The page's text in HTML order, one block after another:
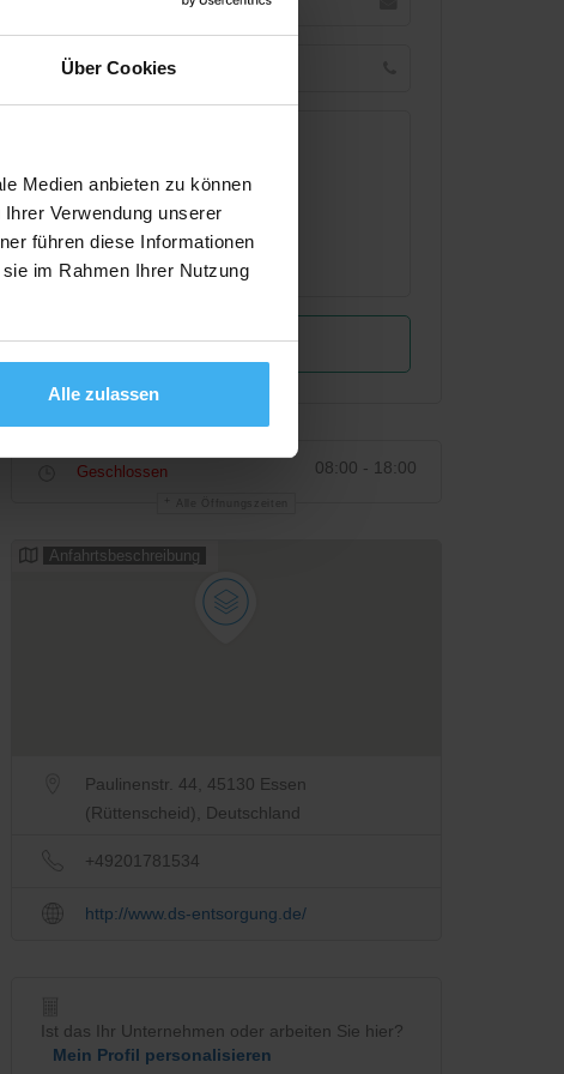
Über Cookies
Medien anbieten zu können
Verwendung unserer
führen diese Informationen
im Rahmen Ihrer Nutzung
Alle zulassen
Geschlossen 08:00 - 18:00
Anfahrtsbeschreibung
Paulinenstr. 44, 45130 Essen
(Rüttenscheid), Deutschland
+49201781534
http://www.ds-entsorgung.de/
Ist das Ihr Unternehmen oder arbeiten Sie hier?
Mein Profil personalisieren